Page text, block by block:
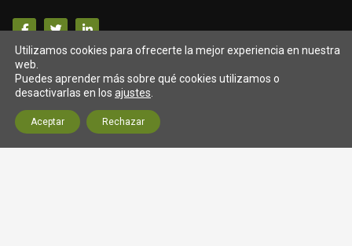
Darrers tweets
Tweets from https://twitter.com/twitter/lists/official-
twitter-accts
Utilizamos cookies para ofrecerte la mejor experiencia en nuestra
web.
Puedes aprender más sobre qué cookies utilizamos o
desactivarlas en los ajustes
Aceptar Rechazar